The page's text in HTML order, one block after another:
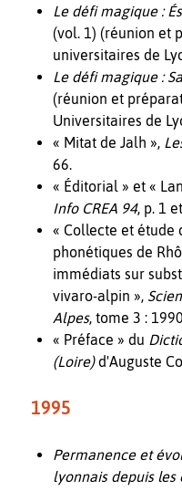
Le défi magique :
(vol. 1) (réunion et
universitaires de
Le défi magique :
(réunion et
Universitaires de
« Mitat de Jalh »,
66.
« Éditorial » et «
Info CREA 94, p. 1
« Collecte et étude
phonétiques de
immédiats sur
vivaro-alpin »,
Alpes, tome 3 :
« Préface » du
(Loire)d'Auguste
1995
Permanence et
lyonnais depuis les